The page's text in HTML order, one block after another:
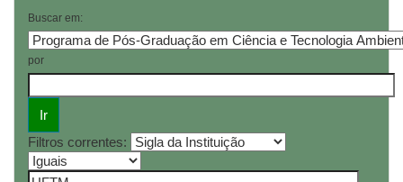
Buscar em:
por
Filtros correntes: